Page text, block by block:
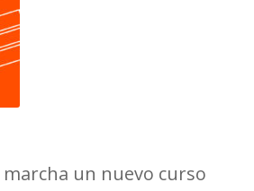
marcha un nuevo curso